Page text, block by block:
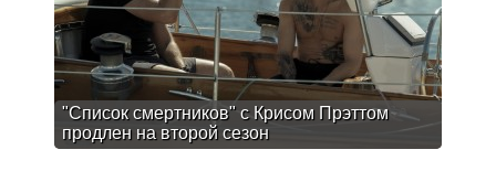
"Список смертников" с Крисом Прэттом
продлен на второй сезон